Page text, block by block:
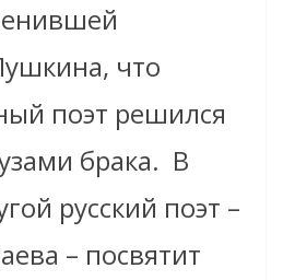
что
поэт решился
брака. В
русский поэт –
– посвятит